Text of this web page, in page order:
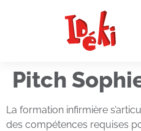
Pitch
La formation infirmière
des compétences requises